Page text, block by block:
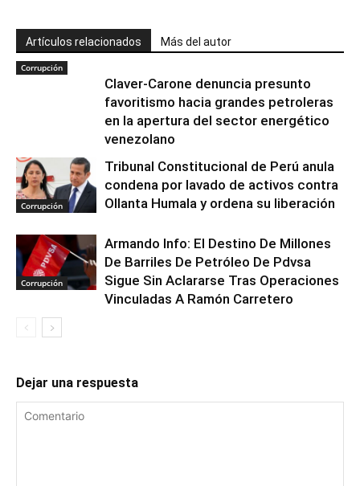
Artículos relacionados Más del autor
Corrupción
Claver-Carone denuncia presunto
favoritismo hacia grandes petroleras
en la apertura del sector energético
venezolano
Corrupción
Tribunal Constitucional de Perú anula
condena por lavado de activos contra
Ollanta Humala y ordena su liberación
Corrupción
Armando Info: El Destino De Millones
De Barriles De Petróleo De Pdvsa
Sigue Sin Aclararse Tras Operaciones
Vinculadas A Ramón Carretero
Dejar una respuesta